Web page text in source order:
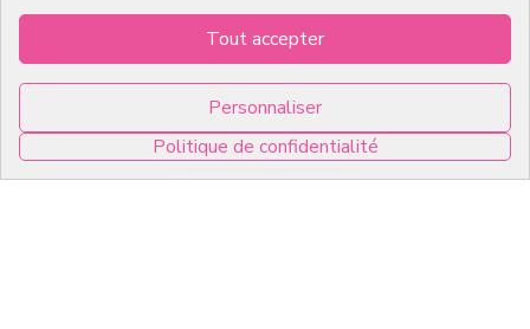
English
Infos pratiques
7, RUE DU 19 MARS 1962
ZI DE DIJON
Tout accepter
Personnaliser
Politique de confidentialité